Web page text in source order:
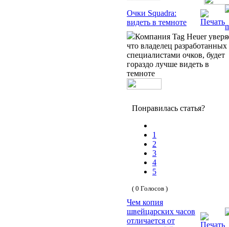
Очки Squadra:
видеть в темноте
Компания Tag Heuer
что владелец разработанных
специалистами очков, будет
гораздо лучше видеть в
темноте
Понравилась статья?
1
2
3
4
5
( 0 Голосов )
Чем копия
швейцарских часов
отличается от